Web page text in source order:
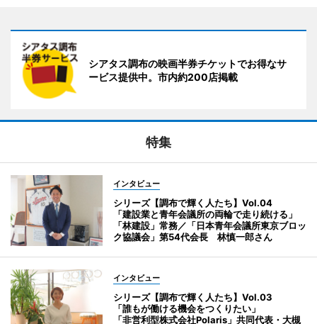
シアタス調布の映画半券チケットでお得なサ
ービス提供中。市内約200店掲載
特集
インタビュー
シリーズ【調布で輝く人たち】Vol.04
「建設業と青年会議所の両輪で走り続ける」
「林建設」常務／「日本青年会議所東京ブロッ
ク協議会」第54代会長 林慎一郎さん
インタビュー
シリーズ【調布で輝く人たち】Vol.03
「誰もが働ける機会をつくりたい」
「非営利型株式会社Polaris」共同代表・大槻